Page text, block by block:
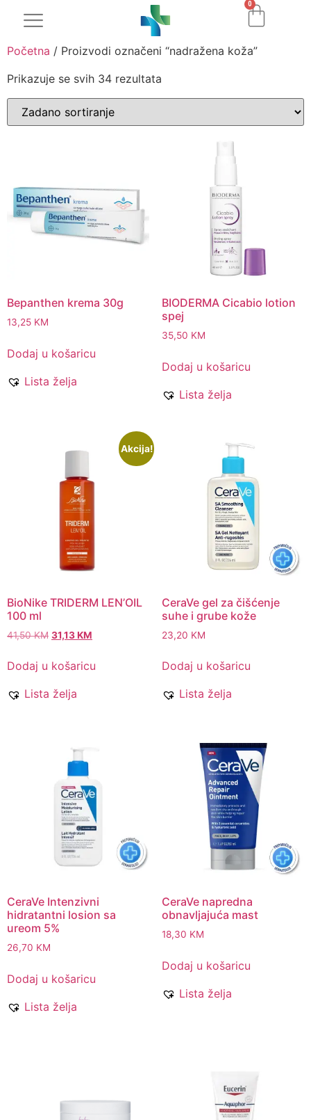
0
Početna / Proizvodi označeni “nadražena koža”
Prikazuje se svih 34 rezultata
Bepanthen krema 30g
13,25 KM
Dodaj u košaricu
Lista želja
BIODERMA Cicabio lotion
spej
35,50 KM
Dodaj u košaricu
Lista želja
Akcija!
BioNike TRIDERM LEN’OIL
100 ml
41,50KM 31,13KM
Dodaj u košaricu
Lista želja
CeraVe gel za čišćenje
suhe i grube kože
23,20 KM
Dodaj u košaricu
Lista želja
CeraVe Intenzivni
hidratantni losion sa
ureom 5%
26,70 KM
Dodaj u košaricu
Lista želja
CeraVe napredna
obnavljajuća mast
18,30 KM
Dodaj u košaricu
Lista želja